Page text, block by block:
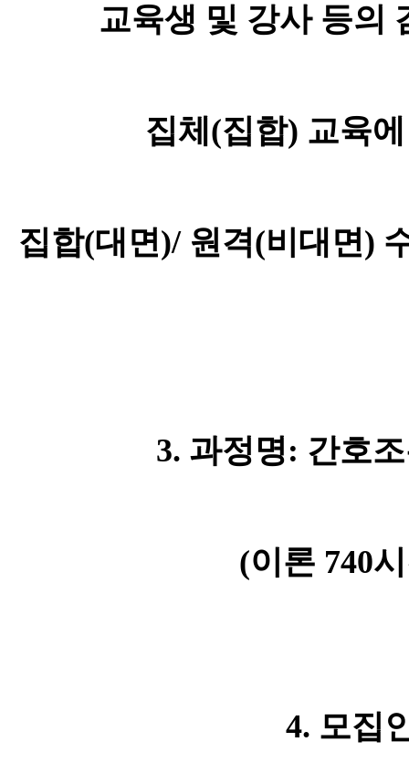
교육생 및 강사 등의
집체 (집합) 교육
집합(대면)/ 원격(비대면)
3. 과정명: 간호
(이론 740
4. 모집